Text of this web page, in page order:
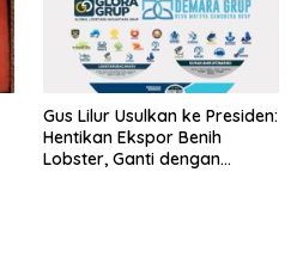
Gus Lilur Usulkan ke Presiden:
Hentikan Ekspor Benih
Lobster, Ganti dengan